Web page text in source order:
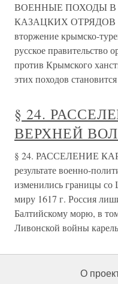
ВОЕННЫЕ ПОХОДЫ
КАЗАЦКИХ ОТРЯДОВ
вторжение крымско-
русское правительство
против Крымского
этих походов
§ 24.
ВЕРХНЕЙ
§ 24. РАССЕЛЕНИЕ
результате военно-
изменились границы
миру 1617 г. Россия
Балтийскому морю, в
Ливонской войны
О